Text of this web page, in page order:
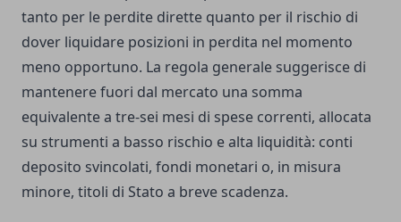
tanto per le perdite dirette quanto per il rischio di
dover liquidare posizioni in perdita nel momento
meno opportuno. La regola generale suggerisce di
mantenere fuori dal mercato una somma
equivalente a tre-sei mesi di spese correnti, allocata
su strumenti a basso rischio e alta liquidità: conti
deposito svincolati, fondi monetari o, in misura
minore, titoli di Stato a breve scadenza.